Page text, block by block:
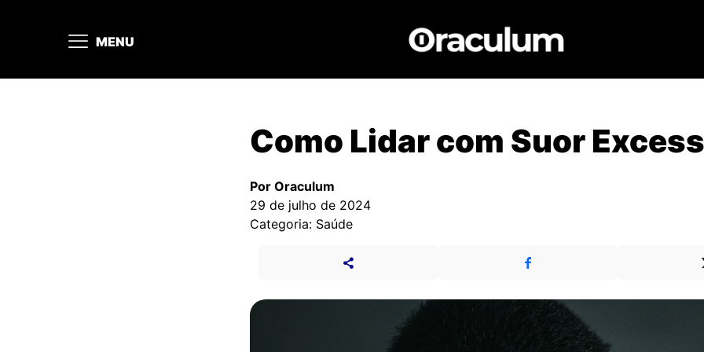
MENU
Como Lidar com Suor
Por Oraculum
29 de julho de 2024
Categoria: Saúde